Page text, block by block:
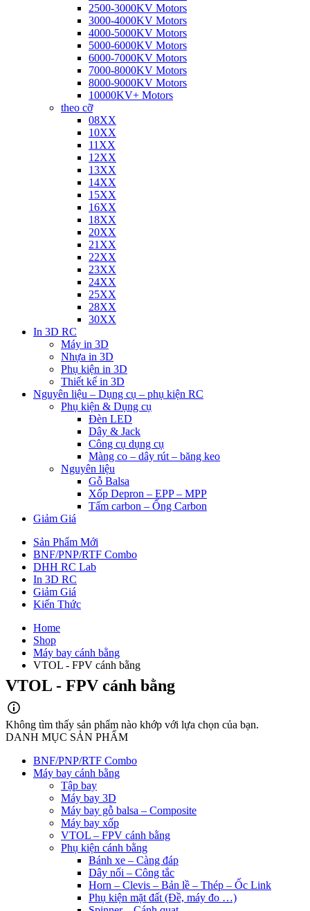
2500-3000KV Motors
3000-4000KV Motors
4000-5000KV Motors
5000-6000KV Motors
6000-7000KV Motors
7000-8000KV Motors
8000-9000KV Motors
10000KV+ Motors
theo cỡ
08XX
10XX
11XX
12XX
13XX
14XX
15XX
16XX
18XX
20XX
21XX
22XX
23XX
24XX
25XX
28XX
30XX
In 3D RC
Máy in 3D
Nhựa in 3D
Phụ kiện in 3D
Thiết kế in 3D
Nguyên liệu – Dụng cụ – phụ kiện RC
Phụ kiện & Dụng cụ
Đèn LED
Dây & Jack
Công cụ dụng cụ
Màng co – dây rút – băng keo
Nguyên liệu
Gỗ Balsa
Xốp Depron – EPP – MPP
Tấm carbon – Ống Carbon
Giảm Giá
Sản Phẩm Mới
BNF/PNP/RTF Combo
DHH RC Lab
In 3D RC
Giảm Giá
Kiến Thức
Home
Shop
Máy bay cánh bằng
VTOL - FPV cánh bằng
VTOL - FPV cánh bằng
Không tìm thấy sản phẩm nào khớp với lựa chọn của bạn.
DANH MỤC SẢN PHẨM
BNF/PNP/RTF Combo
Máy bay cánh bằng
Tập bay
Máy bay 3D
Máy bay gỗ balsa – Composite
Máy bay xốp
VTOL – FPV cánh bằng
Phụ kiện cánh bằng
Bánh xe – Càng đáp
Dây nối – Công tắc
Horn – Clevis – Bản lề – Thép – Ốc Link
Phụ kiện mặt đất (Đề, máy đo …)